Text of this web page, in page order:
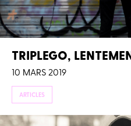
TRIPLEGO,
10 MARS 2019
ARTICLES